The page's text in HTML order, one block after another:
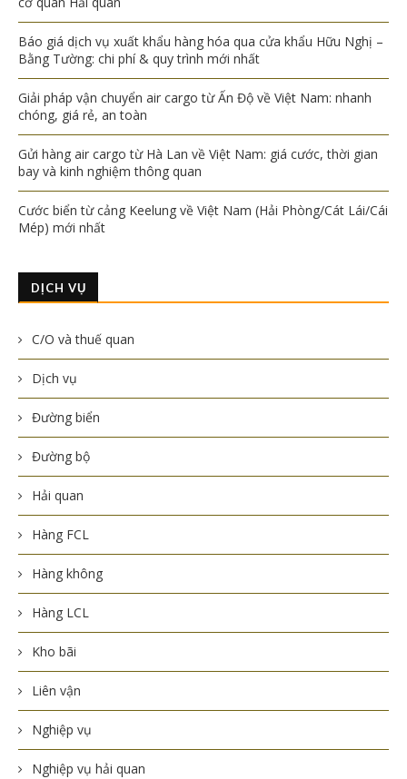
Báo giá dịch vụ xuất khẩu hàng hóa qua cửa khẩu Hữu Nghị –
Bằng Tường: chi phí & quy trình mới nhất
Giải pháp vận chuyển air cargo từ Ấn Độ về Việt Nam: nhanh
chóng, giá rẻ, an toàn
Gửi hàng air cargo từ Hà Lan về Việt Nam: giá cước, thời gian
bay và kinh nghiệm thông quan
Cước biển từ cảng Keelung về Việt Nam (Hải Phòng/Cát Lái/Cái
Mép) mới nhất
DỊCH VỤ
C/O và thuế quan
Dịch vụ
Đường biển
Đường bộ
Hải quan
Hàng FCL
Hàng không
Hàng LCL
Kho bãi
Liên vận
Nghiệp vụ
Nghiệp vụ hải quan